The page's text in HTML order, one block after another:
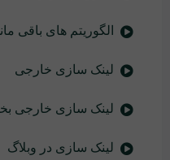
الگوریتم های باقی
لینک سازی خارجی
لینک سازی خارجی
لینک سازی در وبلاگ